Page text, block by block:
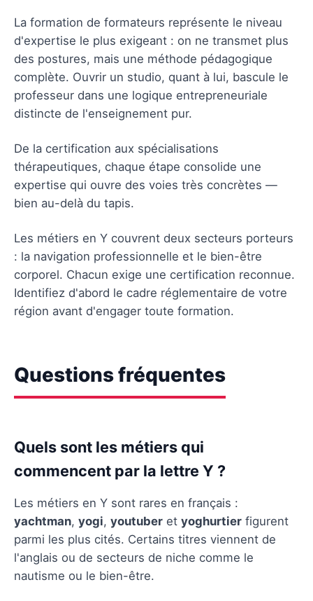
La formation de formateurs représente le niveau
d'expertise le plus exigeant : on ne transmet plus
des postures, mais une méthode pédagogique
complète. Ouvrir un studio, quant à lui, bascule le
professeur dans une logique entrepreneuriale
distincte de l'enseignement pur.
De la certification aux spécialisations
thérapeutiques, chaque étape consolide une
expertise qui ouvre des voies très concrètes —
bien au-delà du tapis.
Les métiers en Y couvrent deux secteurs porteurs
: la navigation professionnelle et le bien-être
corporel. Chacun exige une certification reconnue.
Identifiez d'abord le cadre réglementaire de votre
région avant d'engager toute formation.
Questions fréquentes
Quels sont les métiers qui
commencent par la lettre Y ?
Les métiers en Y sont rares en français :
yachtman, yogi, youtuber et yoghurtier figurent
parmi les plus cités. Certains titres viennent de
l'anglais ou de secteurs de niche comme le
nautisme ou le bien-être.